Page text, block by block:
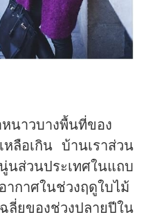
นาวบางพื้นที่ของ
ลือเกิน บ้านเราส่วน
ส่วนประเทศในแถบ
ากาศในช่วงฤดูใบไม้
ของช่วงปลายปีใน